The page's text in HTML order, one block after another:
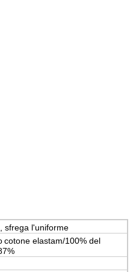
sfrega l'uniforme
cotone elastam/100% del